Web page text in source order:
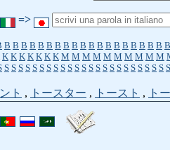
=>
B B B B B B B B B B B B B B B B B B B B
K K K K K K K M M M M M M M M M M
S S S S S S S S S S S S S S S S S S S S S S S S
ト , トースター , トースト , ト